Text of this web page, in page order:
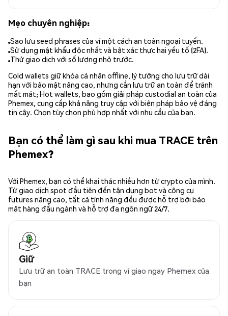
Mẹo chuyên nghiệp:
Sao lưu seed phrases của ví một cách an toàn ngoại tuyến.
Sử dụng mật khẩu độc nhất và bật xác thực hai yếu tố (2FA).
Thử giao dịch với số lượng nhỏ trước.
Cold wallets giữ khóa cá nhân offline, lý tưởng cho lưu trữ dài
hạn với bảo mật nâng cao, nhưng cần lưu trữ an toàn để tránh
mất mát; Hot wallets, bao gồm giải pháp custodial an toàn của
Phemex, cung cấp khả năng truy cập với biện pháp bảo vệ đáng
tin cậy. Chọn tùy chọn phù hợp nhất với nhu cầu của bạn.
Bạn có thể làm gì sau khi mua TRACE trên
Phemex?
Với Phemex, bạn có thể khai thác nhiều hơn từ crypto của mình.
Từ giao dịch spot đầu tiên đến tận dụng bot và công cụ
futures nâng cao, tất cả tính năng đều được hỗ trợ bởi bảo
mật hàng đầu ngành và hỗ trợ đa ngôn ngữ 24/7.
Giữ
Lưu trữ an toàn TRACE trong ví giao ngay Phemex của
bạn